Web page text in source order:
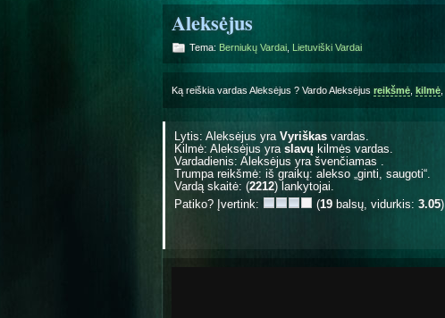
Aleksėjus
Tema: Berniukų Vardai Lietuviški Vardai
Ką reiškia vardas Aleksėjus ? Vardo Aleksėjus reikšmė kilmė
Lytis: Aleksėjus yra Vyriškas vardas.
Kilmė: Aleksėjus yra slavų kilmės vardas.
Vardadienis: Aleksėjus yra švenčiamas
Trumpa reikšmė: iš graikų: alekso „ginti, saugoti“.
Vardą skaitė: (2212) lankytojai.
Patiko? Įvertink:
(19 balsų, vidurkis: 3.05)